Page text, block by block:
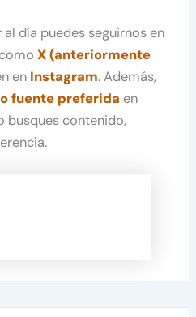
día puedes seguirnos en
comoX (anteriormente
en Instagram. Además,
fuente preferida en
busques contenido,